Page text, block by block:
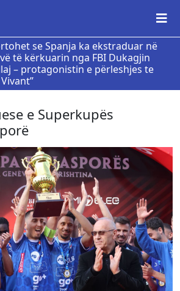
se Spanja ka ekstraduar në
të kërkuarin nga FBI Dukagjin
– protagonistin e përleshjes te
e Superkupës